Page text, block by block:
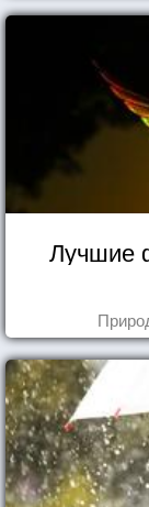
Лучшие